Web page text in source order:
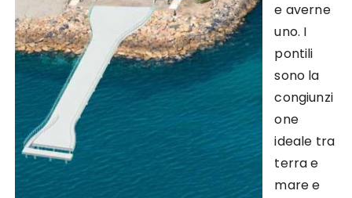
e averne
uno. I
pontili
sono la
congiunzi
one
ideale tra
terra e
mare e